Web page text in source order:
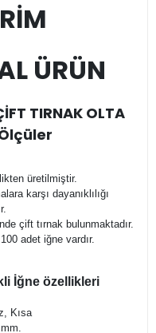
ÜRÜN
TIRNAK OLTA
Ölçüler
üretilmiştir.
karşı dayanıklılığı
çift tırnak bulunmaktadır.
adet iğne vardır.
İğne özellikleri
Kısa